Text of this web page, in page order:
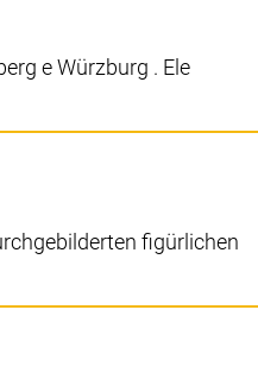
e Würzburg . Ele
figürlichen